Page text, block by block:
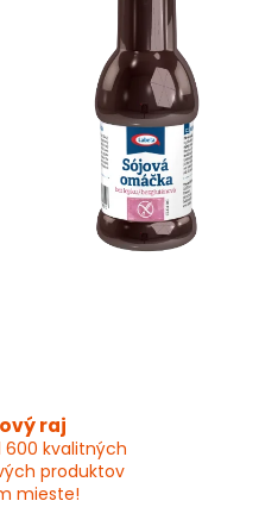
raj
600 kvalitných
produktov
mieste!